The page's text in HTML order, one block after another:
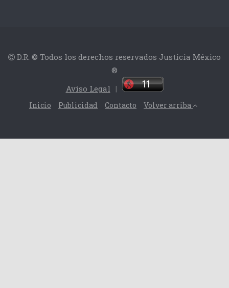
D.R. © Todos los derechos reservados Justicia México
®
Aviso Legal |
Inicio Publicidad Contacto Volver arriba